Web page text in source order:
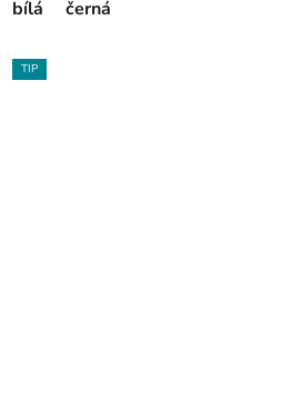
bílá černá
TIP